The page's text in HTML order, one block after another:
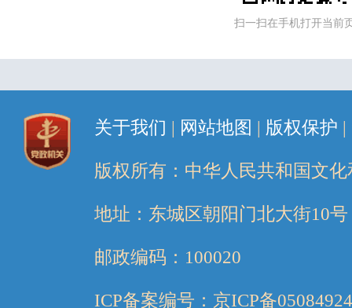
扫一扫在手机打开当前
关于我们 | 网站地图 | 版权保护 |
版权所有：中华人民共和国文
地址：东城区朝阳门北大街10号
邮政编码：100020
ICP备案编号：京ICP备